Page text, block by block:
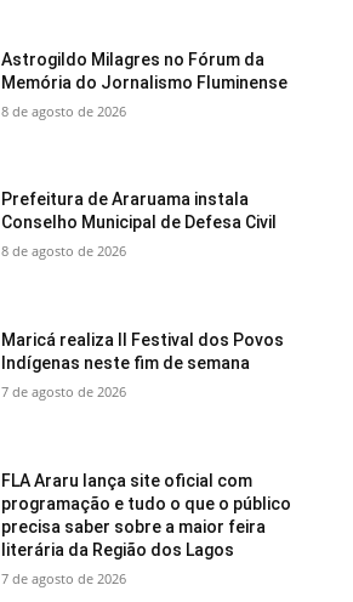
Astrogildo Milagres no Fórum da
Memória do Jornalismo Fluminense
8 de agosto de 2026
Prefeitura de Araruama instala
Conselho Municipal de Defesa Civil
8 de agosto de 2026
Maricá realiza II Festival dos Povos
Indígenas neste fim de semana
7 de agosto de 2026
FLA Araru lança site oficial com
programação e tudo o que o público
precisa saber sobre a maior feira
literária da Região dos Lagos
7 de agosto de 2026